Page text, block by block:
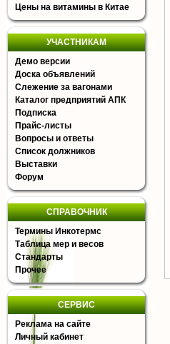
Цены на витамины в Китае
УЧАСТНИКАМ
Демо версии
Доска объявлений
Слежение за вагонами
Каталог предприятий АПК
Подписка
Прайс-листы
Вопросы и ответы
Список должников
Выставки
Форум
СПРАВОЧНИК
Термины Инкотермс
Таблица мер и весов
Стандарты
Прочее
СЕРВИС
Реклама на сайте
Личный кабинет